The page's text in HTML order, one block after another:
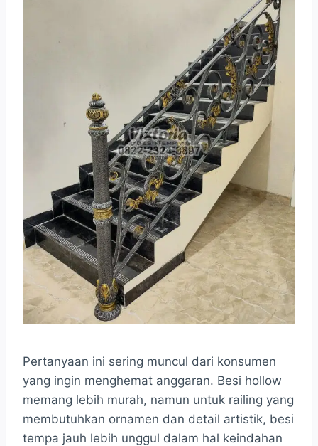
Pertanyaan ini sering muncul dari konsumen
yang ingin menghemat anggaran. Besi hollow
memang lebih murah, namun untuk railing yang
membutuhkan ornamen dan detail artistik, besi
tempa jauh lebih unggul dalam hal keindahan